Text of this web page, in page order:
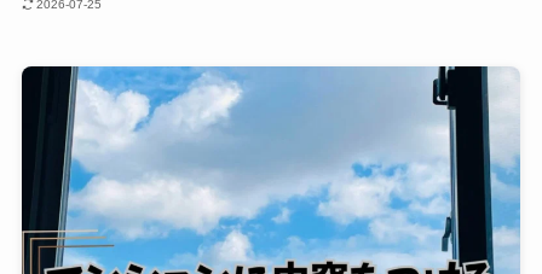
2026-07-25